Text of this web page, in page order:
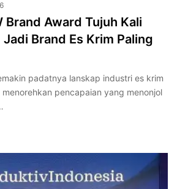
Brand Award Tujuh Kali
Brand Es Krim Paling
padatnya lanskap industri es krim
pencapaian yang menonjol